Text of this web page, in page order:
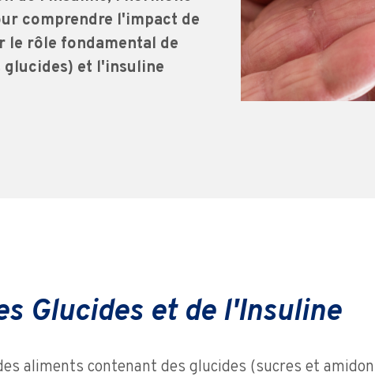
comprendre l'impact de
le rôle fondamental de
glucides) et l'insuline
Glucides et de l'Insuline
aliments contenant des glucides (sucres et